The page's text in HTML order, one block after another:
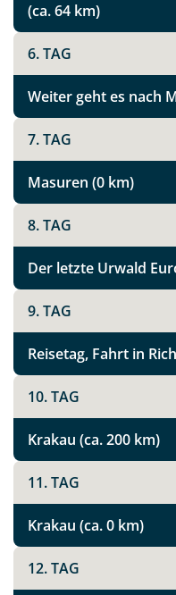
(ca. 64 km)
6. TAG
Weiter geht es nach
7. TAG
Masuren (0 km)
8. TAG
Der letzte Urwald
9. TAG
Reisetag, Fahrt in
10. TAG
Krakau (ca. 200 km)
11. TAG
Krakau (ca. 0 km)
12. TAG